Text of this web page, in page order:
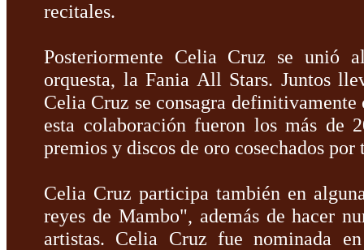
recitales.
Posteriormente Celia Cruz se unió
orquesta, la Fania All Stars. Juntos
Celia Cruz se consagra
esta colaboración fueron los más de
premios y discos de oro cosechados
Celia Cruz participa también en
reyes de Mambo", además de hacer
artistas. Celia Cruz fue nominada